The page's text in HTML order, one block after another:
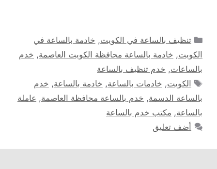
التصنيفات
تنظيف بالساعة في الكويت, خادمة بالساعة في
الكويت, خادمة بالساعة محافظة الكويت العاصمة, خدم
بالساعات, خدم تنظيف بالساعة
الوسوم
الكويت, خادمات بالساعة, خادمة بالساعة, خدم
بالساعة الدسمة, خدم بالساعة محافظة العاصمة, عاملة
بالساعة, مكتب خدم بالساعة
أضف تعليق